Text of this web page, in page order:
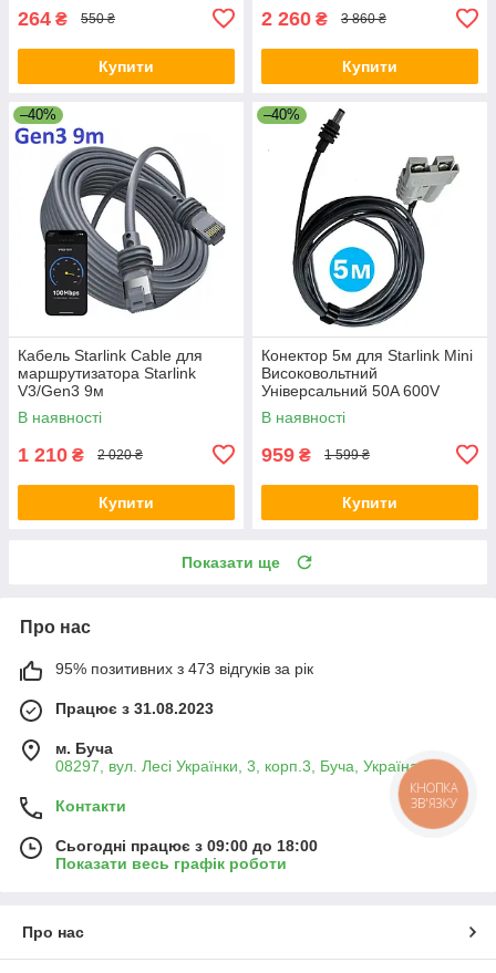
264 ₴ 550 ₴
Купити
2 260 ₴ 3 860 ₴
Купити
–40%
Кабель Starlink Cable для
маршрутизатора Starlink
V3/Gen3 9м
В наявності
1 210 ₴ 2 020 ₴
Купити
–40%
Конектор 5м для Starlink Mini
Високовольтний
Універсальний 50A 600V
Чорний
В наявності
959 ₴ 1 599 ₴
Купити
Показати ще
Про нас
95% позитивних з 473 відгуків за рік
Працює з 31.08.2023
м. Буча
08297, вул. Лесі Українки, 3, корп.3, Буча, Україна
Контакти
Сьогодні працює з 09:00 до 18:00
Показати весь графік роботи
Про нас
КНОПКА
ЗВ'ЯЗКУ